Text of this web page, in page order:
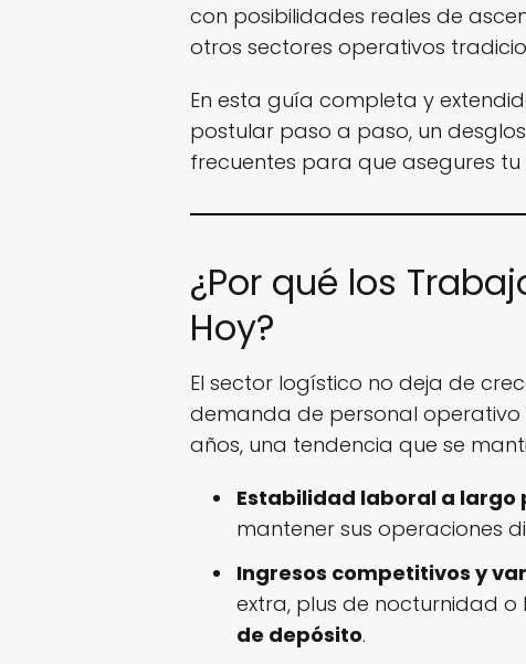
con posibilidades reales de
otros sectores operativos
En esta guía completa y
postular paso a paso, un
frecuentes para que asegures tu
¿Por qué los
Hoy?
El sector logístico no deja de
demanda de personal operativo
años, una tendencia que se
Estabilidad laboral a largo
mantener sus operaciones
Ingresos competitivos y
extra, plus de nocturnidad
de depósito.